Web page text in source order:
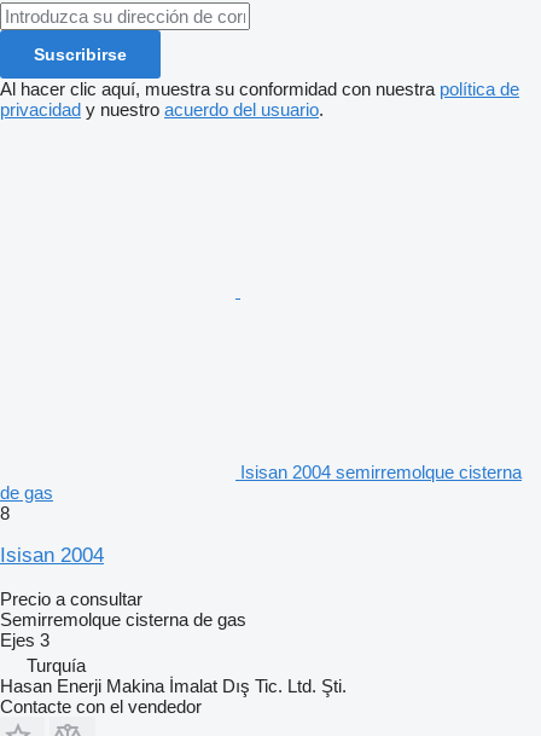
Suscribirse
Al hacer clic aquí, muestra su conformidad con nuestra política de
privacidad y nuestro acuerdo del usuario.
Isisan 2004 semirremolque cisterna
de gas
8
Isisan 2004
Precio a consultar
Semirremolque cisterna de gas
Ejes 3
Turquía
Hasan Enerji Makina İmalat Dış Tic. Ltd. Şti.
Contacte con el vendedor